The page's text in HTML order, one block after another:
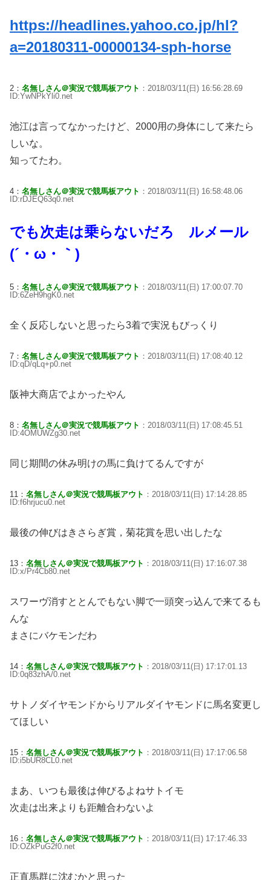
https://headlines.yahoo.co.jp/hl?
a=20180311-00000134-sph-horse
2： 名無しさん＠実況で競馬板アウト ：2018/03/11(日) 16:56:28.69
ID:YwNPkYli0.net
池江は言ってなかったけど、2000用の身体にして来たら
しいな。
知ってたわ。
4： 名無しさん＠実況で競馬板アウト ：2018/03/11(日) 16:58:48.06
ID:rDJEQ63q0.net
でも次走は乗らないだろ ルメール
(´・ω・｀)
5： 名無しさん＠実況で競馬板アウト ：2018/03/11(日) 17:00:07.70
ID:6ZeH9hgK0.net
全く反応しないと思ったら3着で実況もびっくり
7： 名無しさん＠実況で競馬板アウト ：2018/03/11(日) 17:08:40.12
ID:qD/qLq+p0.net
阪神大商店でよかったやん
8： 名無しさん＠実況で競馬板アウト ：2018/03/11(日) 17:08:45.51
ID:4OMUWZg30.net
同じ期間の休み明けの馬に負けてるんですが
11： 名無しさん＠実況で競馬板アウト ：2018/03/11(日) 17:14:28.85
ID:f6hrjucu0.net
最後の伸びはきさらぎ賞，菊花賞を思い出したな
13： 名無しさん＠実況で競馬板アウト ：2018/03/11(日) 17:16:07.38
ID:x/Pr4Cb80.net
スワーヴ消すととんでもない脚で一頭突っ込んで来てるも
んな
まさにバケモンだわ
14： 名無しさん＠実況で競馬板アウト ：2018/03/11(日) 17:17:01.13
ID:0q83zhA/0.net
サトノダイヤモンドからリアルダイヤモンドに馬名変更し
てほしい
15： 名無しさん＠実況で競馬板アウト ：2018/03/11(日) 17:17:06.58
ID:i5bUR8CL0.net
まあ、いつも最後は伸びるよねサトイモ
次走は出来よりも距離合わないよ
16： 名無しさん＠実況で競馬板アウト ：2018/03/11(日) 17:17:46.33
ID:OZkPuG2f0.net
正直馬群に沈むかと思った